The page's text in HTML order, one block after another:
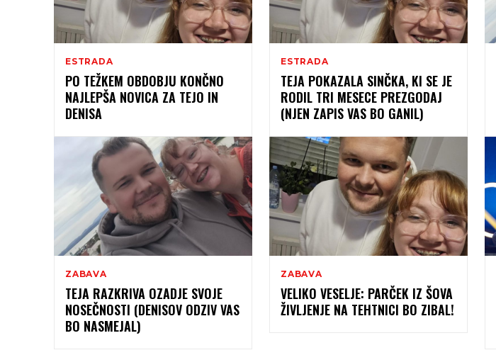
ESTRADA
PO TEŽKEM OBDOBJU KONČNO
NAJLEPŠA NOVICA ZA TEJO IN
DENISA
ESTRADA
TEJA POKAZALA SINČKA, KI SE JE
RODIL TRI MESECE PREZGODAJ
(NJEN ZAPIS VAS BO GANIL)
ZABAVA
TEJA RAZKRIVA OZADJE SVOJE
NOSEČNOSTI (DENISOV ODZIV VAS
BO NASMEJAL)
ZABAVA
VELIKO VESELJE: PARČEK IZ ŠOVA
ŽIVLJENJE NA TEHTNICI BO ZIBAL!